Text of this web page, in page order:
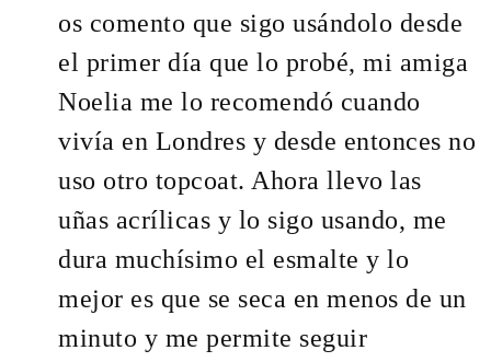
os comento que sigo usándolo desde
el primer día que lo probé, mi amiga
Noelia me lo recomendó cuando
vivía en Londres y desde entonces no
uso otro topcoat. Ahora llevo las
uñas acrílicas y lo sigo usando, me
dura muchísimo el esmalte y lo
mejor es que se seca en menos de un
minuto y me permite seguir